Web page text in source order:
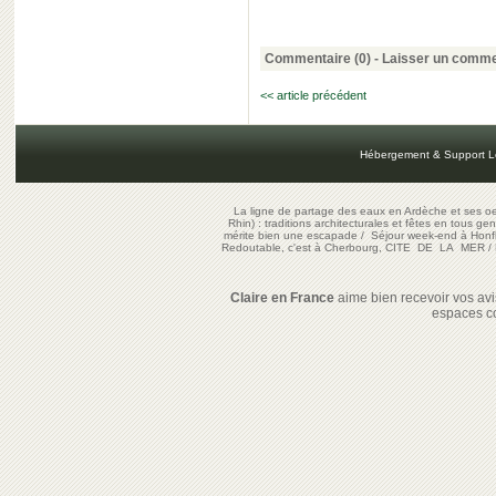
Commentaire (0) - Laisser un
<< article précédent
Hébergement & Support
La ligne de partage des eaux en Ardèche et ses
Rhin) : traditions architecturales et fêtes en tous
mérite bien une escapade/Séjour week-end à
Redoutable, c'est à Cherbourg, CITE DE LA MER/
Claire en Franceaime bien recevoir vos
espaces